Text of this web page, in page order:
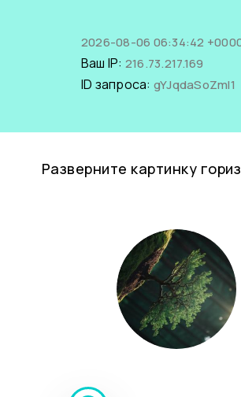
2026-08-06 06:34:42
Ваш IP: 216.73.217.169
ID запроса: gYJqdaSoZmI1
Разверните картинку